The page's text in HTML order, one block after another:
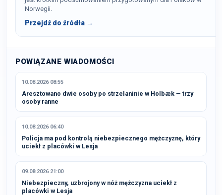
Norwegii.
Przejdź do źródła →
POWIĄZANE WIADOMOŚCI
10.08.2026 08:55
Aresztowano dwie osoby po strzelaninie w Holbæk — trzy
osoby ranne
10.08.2026 06:40
Policja ma pod kontrolą niebezpiecznego mężczyznę, który
uciekł z placówki w Lesja
09.08.2026 21:00
Niebezpieczny, uzbrojony w nóż mężczyzna uciekł z
placówki w Lesja